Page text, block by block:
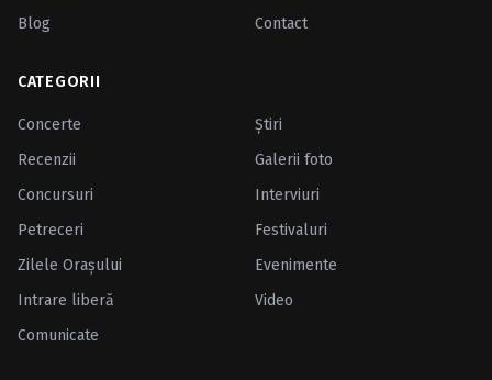
Blog
Contact
CATEGORII
Concerte
Ştiri
Recenzii
Galerii foto
Concursuri
Interviuri
Petreceri
Festivaluri
Zilele Oraşului
Evenimente
Intrare liberă
Video
Comunicate